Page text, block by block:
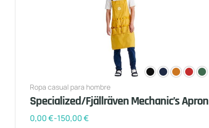
Ropa casual para hombre
Specialized/Fjällräven Mechanic’s Apron
0,00€-150,00€